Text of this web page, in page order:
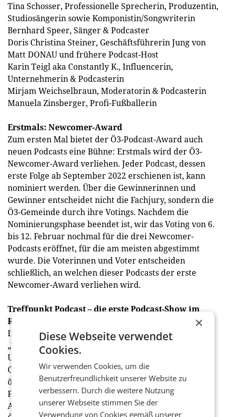
Tina Schosser, Professionelle Sprecherin, Produzentin,
Studiosängerin sowie Komponistin/Songwriterin
Bernhard Speer, Sänger & Podcaster
Doris Christina Steiner, Geschäftsführerin Jung von
Matt DONAU und frühere Podcast-Host
Karin Teigl aka Constantly K., Influencerin,
Unternehmerin & Podcasterin
Mirjam Weichselbraun, Moderatorin & Podcasterin
Manuela Zinsberger, Profi-Fußballerin
Erstmals: Newcomer-Award
Zum ersten Mal bietet der Ö3-Podcast-Award auch
neuen Podcasts eine Bühne: Erstmals wird der Ö3-
Newcomer-Award verliehen. Jeder Podcast, dessen
erste Folge ab September 2022 erschienen ist, kann
nominiert werden. Über die Gewinnerinnen und
Gewinner entscheidet nicht die Fachjury, sondern die
Ö3-Gemeinde durch ihre Votings. Nachdem die
Nominierungsphase beendet ist, wir das Voting von 6.
bis 12. Februar nochmal für die drei Newcomer-
Podcasts eröffnet, für die am meisten abgestimmt
wurde. Die Voterinnen und Voter entscheiden
schließlich, an welchen dieser Podcasts der erste
Newcomer-Award verliehen wird.
Treffpunkt Podcast – die erste Podcast-Show im
Radio
Inspiration zum Nominieren gibt’s in der Ö3-Show
„Treffpunkt Podcast“ (mittwochs von 22.00 bis 24.00
Uhr): In den nächsten Wochen stellen die Hosts
Christina Pausch und Paul Urban ausschließlich
österreichische Podcasts vor. Am Mittwoch, den 22.
Februar – die „Treffpunkt Podcast“-Sendung nach der
Award-Verleihung – werden die besten 20 Podcasts
×
Diese Webseite verwendet
Cookies.
Wir verwenden Cookies, um die
Benutzerfreundlichkeit unserer Website zu
verbessern. Durch die weitere Nutzung
unserer Webseite stimmen Sie der
Verwendung von Cookies gemäß unserer